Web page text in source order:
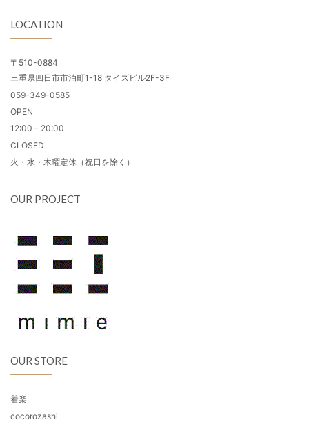
LOCATION
〒510-0884
三重県四日市市泊町1-18 タイズビル2F-3F
059-349-0585
OPEN
12:00 - 20:00
CLOSED
火・水・木曜定休（祝日を除く）
OUR PROJECT
OUR STORE
着楽
cocorozashi